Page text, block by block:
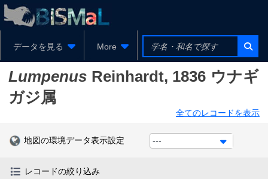
データを見る More
Lumpenus Reinhardt, 1836 ウナギ
ガジ属
全てのレコードを表示
地図の環境データ表示設定 ---
レコードの絞り込み